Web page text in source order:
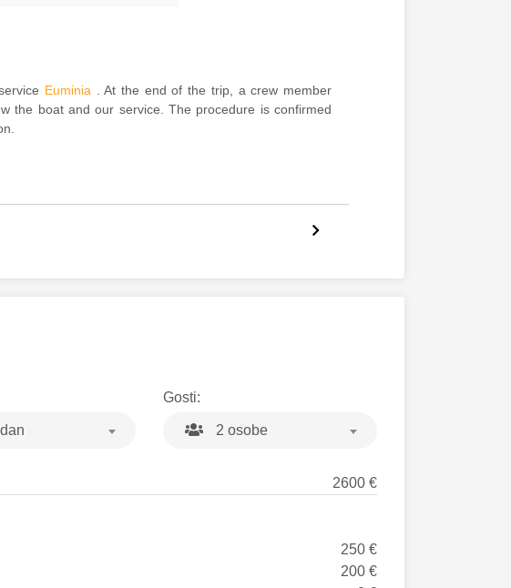
Euminia
. At the end of the trip, a crew member
the boat and our service. The procedure is confirmed
Gosti:
2 osobe
2600 €
250 €
200 €